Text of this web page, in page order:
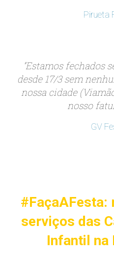
Pirueta
“Estamos fechados
desde 17/3 sem
nossa cidade
nosso
GV
#FaçaAFesta:
serviços das
Infantil na